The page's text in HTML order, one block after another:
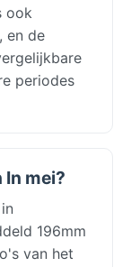
ook
en de
periodes
In mei?
196mm
van het